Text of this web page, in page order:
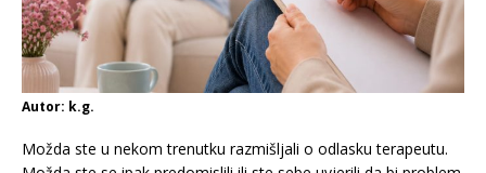
Autor: k.g.
Možda ste u nekom trenutku razmišljali o odlasku terapeutu.